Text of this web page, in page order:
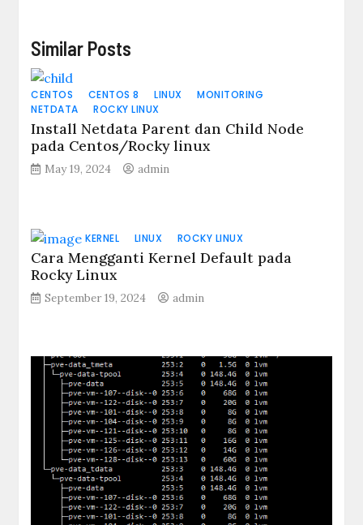
Similar Posts
CENTOS CENTOS 8 LINUX
MONITORING
NETDATA
ROCKY LINUX
Install Netdata Parent dan Child Node
pada Centos/Rocky linux
May 19, 2024 admin
KERNEL LINUX ROCKY LINUX
Cara Mengganti Kernel Default pada
Rocky Linux
September 19, 2024 admin